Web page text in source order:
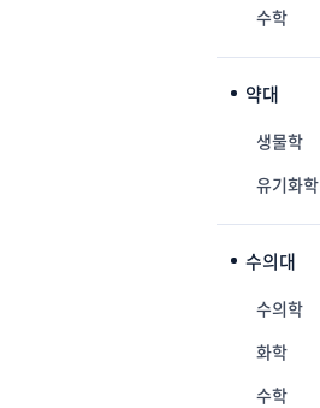
수학
약대
생물학
유기화학
수의대
수의학
화학
수학